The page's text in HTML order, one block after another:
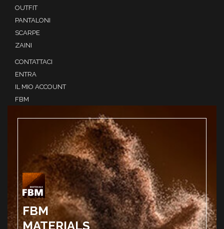
OUTFIT
PANTALONI
SCARPE
ZAINI
CONTATTACI
ENTRA
IL MIO ACCOUNT
FBM
FBM
MATERIALS